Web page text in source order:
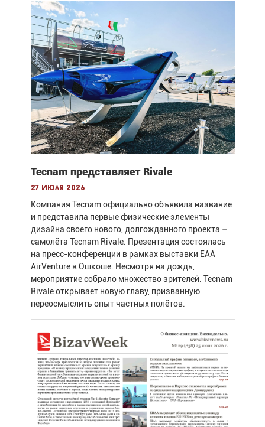
Tecnam представляет Rivale
27 июля 2026
Компания Tecnam официально объявила название
и представила первые физические элементы
дизайна своего нового, долгожданного проекта –
самолёта Tecnam Rivale. Презентация состоялась
на пресс-конференции в рамках выставки EAA
AirVenture в Ошкоше. Несмотря на дождь,
мероприятие собрало множество зрителей. Tecnam
Rivale открывает новую главу, призванную
переосмыслить опыт частных полётов.